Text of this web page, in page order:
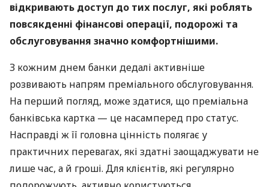
відкривають доступ до тих послуг, які роблять
повсякденні фінансові операції, подорожі та
обслуговування значно комфортнішими.
З кожним днем банки дедалі активніше
розвивають напрям преміального обслуговування.
На перший погляд, може здатися, що преміальна
банківська картка — це насамперед про статус.
Насправді ж її головна цінність полягає у
практичних перевагах, які здатні заощаджувати не
лише час, а й гроші. Для клієнтів, які регулярно